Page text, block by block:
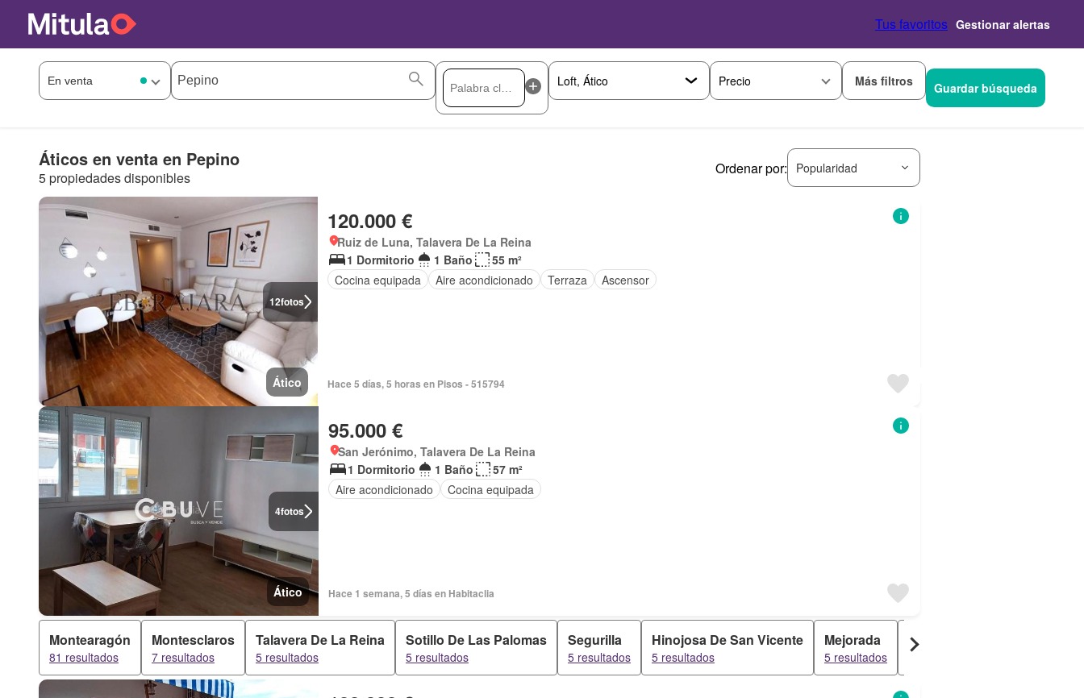
Tus favoritos Gestionar alertas
Precio Más filtros Guardar búsqueda
Áticos en venta en Pepino
5 propiedades disponibles
Ordenar por: Popularidad
12fotos
Ático
120.000 €
Ruiz de Luna, Talavera De La Reina
1 Dormitorio
1 Baño
55 m²
Cocina equipada
Aire acondicionado Terraza Ascensor
Hace 5 días, 5 horas en Pisos - 515794
4fotos
Ático
95.000 €
San Jerónimo, Talavera De La Reina
1 Dormitorio
1 Baño
57 m²
Aire acondicionado
Cocina equipada
Hace 1 semana, 5 días en Habitaclia
Montearagón
81 resultados
Montesclaros
7 resultados
Talavera De La Reina
5 resultados
Sotillo De Las Palomas
5 resultados
Segurilla
5 resultados
Hinojosa De San Vicente
5 resultados
Mejorada
5 resultados
Marrupe
5 resultados